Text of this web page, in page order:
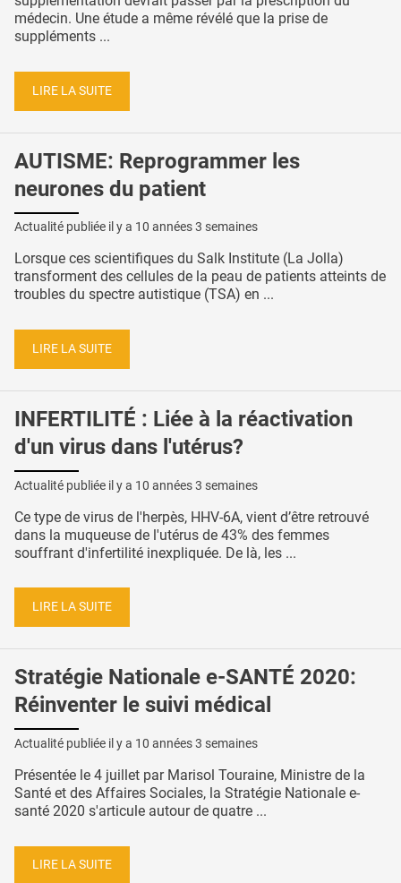
médecin. Une étude a même révélé que la prise de
suppléments ...
LIRE LA SUITE
AUTISME: Reprogrammer les
neurones du patient
Actualité publiée il y a 10 années 3 semaines
Lorsque ces scientifiques du Salk Institute (La Jolla)
transforment des cellules de la peau de patients atteints de
troubles du spectre autistique (TSA) en ...
LIRE LA SUITE
INFERTILITÉ : Liée à la réactivation
d'un virus dans l'utérus?
Actualité publiée il y a 10 années 3 semaines
Ce type de virus de l'herpès, HHV-6A, vient d’être retrouvé
dans la muqueuse de l'utérus de 43% des femmes
souffrant d'infertilité inexpliquée. De là, les ...
LIRE LA SUITE
Stratégie Nationale e-SANTÉ 2020:
Réinventer le suivi médical
Actualité publiée il y a 10 années 3 semaines
Présentée le 4 juillet par Marisol Touraine, Ministre de la
Santé et des Affaires Sociales, la Stratégie Nationale e-
santé 2020 s'articule autour de quatre ...
LIRE LA SUITE